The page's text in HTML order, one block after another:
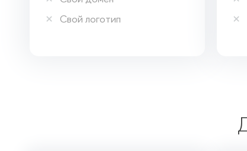

Свой логотип
